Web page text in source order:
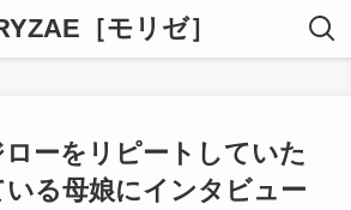
［モリゼ］
ローをリピートしていた
いる母娘にインタビュー